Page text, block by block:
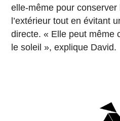
elle-même pour conserver
l’extérieur tout en évitant
directe. « Elle peut même
le soleil », explique David.